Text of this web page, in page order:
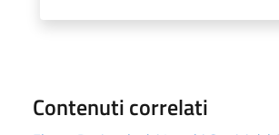
Contenuti correlati